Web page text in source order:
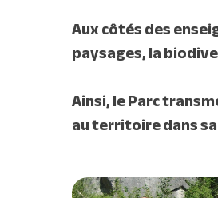
Aux côtés des
paysages, la
Ainsi, le Parc
au territoire dans